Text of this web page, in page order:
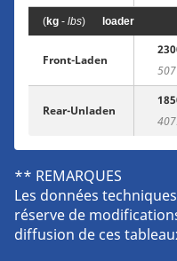
(kg - lbs) loader
Front-Laden
Rear-Unladen
** REMARQUES
Les données
réserve de
diffusion de ces